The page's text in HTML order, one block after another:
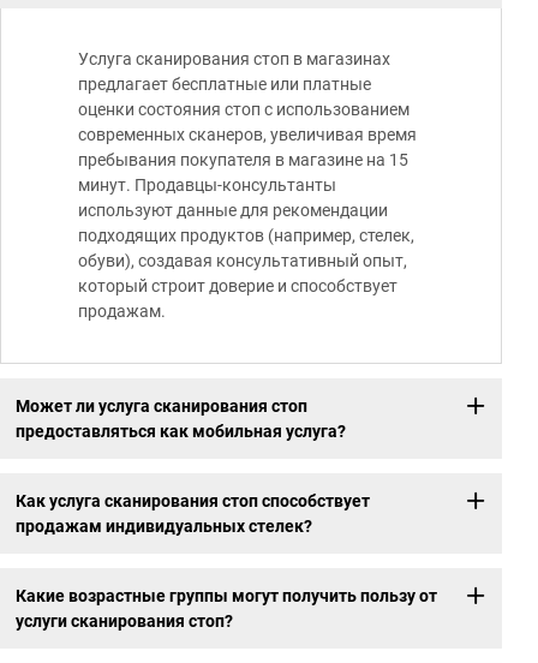
Услуга сканирования стоп в магазинах
предлагает бесплатные или платные
оценки состояния стоп с использованием
современных сканеров, увеличивая время
пребывания покупателя в магазине на 15
минут. Продавцы-консультанты
используют данные для рекомендации
подходящих продуктов (например, стелек,
обуви), создавая консультативный опыт,
который строит доверие и способствует
продажам.
Может ли услуга сканирования стоп
предоставляться как мобильная услуга?
Как услуга сканирования стоп способствует
продажам индивидуальных стелек?
Какие возрастные группы могут получить пользу от
услуги сканирования стоп?